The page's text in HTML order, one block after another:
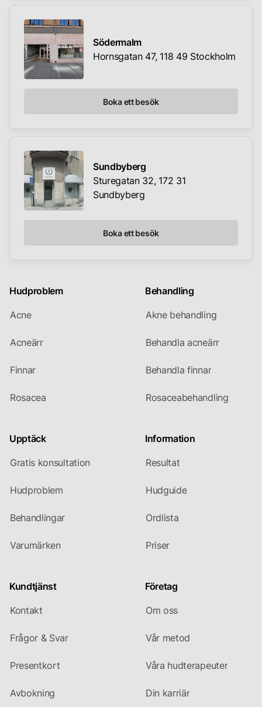
Södermalm
Hornsgatan 47, 118 49 Stockholm
Boka ett besök
Sundbyberg
Sturegatan 32, 172 31
Sundbyberg
Boka ett besök
Hudproblem
Acne
Acneärr
Finnar
Rosacea
Behandling
Akne behandling
Behandla acneärr
Behandla finnar
Rosaceabehandling
Upptäck
Gratis konsultation
Hudproblem
Behandlingar
Varumärken
Information
Resultat
Hudguide
Ordlista
Priser
Kundtjänst
Kontakt
Frågor & Svar
Presentkort
Avbokning
Företag
Om oss
Vår metod
Våra hudterapeuter
Din karriär